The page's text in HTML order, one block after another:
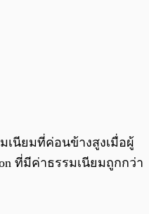
เนียมที่ค่อนข้างสูงเมื่อผู้
ที่มีค่าธรรมเนียมถูกกว่า